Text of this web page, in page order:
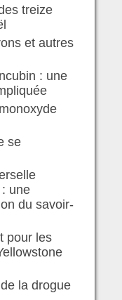
treize
et autres
: une
se
une
du savoir-
pour les
la drogue